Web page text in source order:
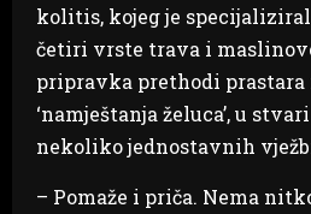
kolitis, kojeg je
četiri vrste trava i
pripravka prethodi prastara
‘namještanja želuca’, u
nekoliko jednostavnih
– Pomaže i priča. Nema